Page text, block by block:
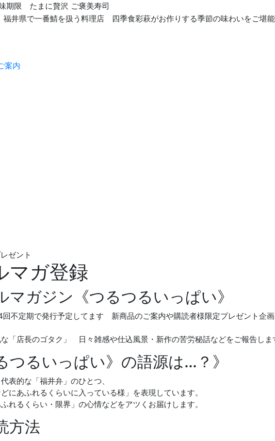
期限 たまに贅沢 ご褒美寿司
井県で一番鯖を扱う料理店 四季食彩萩がお作りする季節の味わいをご堪
ゼント
マガジン《つるつるいっぱい》
回不定期で発行予定してます 新商品のご案内や購読者様限定プレゼント企
「店長のゴタク」 日々雑感や仕込風景・新作の苦労秘話などをご報告しま
つるいっぱい》の語源は…？》
表的な「福井弁」のひとつ、
どにあふれるくらいに入っている様」を表現しています。
れるくらい・限界」の心情などをアツくお届けします。
方法